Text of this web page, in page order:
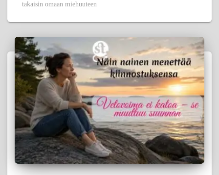
takaisin omaan miehuuteen